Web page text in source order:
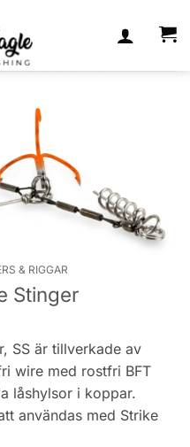
& RIGGAR
Stinger
SS är tillverkade av
wire med rostfri BFT
låshylsor i koppar.
användas med Strike